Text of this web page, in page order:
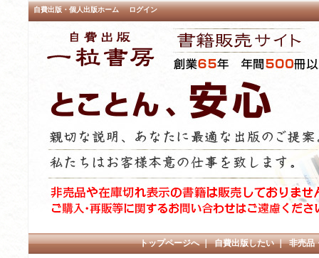
自費出版・個人出版ホーム ログイン
トップページへ｜自費出版したい｜非売品